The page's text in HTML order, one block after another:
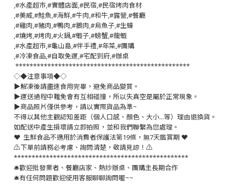
,#水產超市,#實體店面,#民宿,#民宿烤肉食材
,#美威,#鮭魚,#海鮮,#牛肉,#和牛,#露營,#餐廳
,#雞肉,#豬肉,#鴨肉,#鵝肉,#烏魚子,#生蠔
,#燒烤,#烤肉,#火鍋,#蝦子,#螃蟹,#龍蝦
,#水產超市,#龜山島,#伴手禮,#年菜,#團購
,#冷凍食品,#自取免運,#宅配到府,#辦桌
*************************************************
◇◆注意事項◆◇
▶️解凍後請盡速食用完畢，避免商品變質。
▶️運送過程中難免會有互相碰撞，所以失真空是屬於正常現象。
▶️商品照片僅供參考，請以實際貨品為準~
不得以其他主觀認知差距（個人口感、顏色、大小...等）理由退換貨。
如配送中產生損壞請立即拍照，並和我們聯繫為您處理。
❤️ 生鮮食品不適用於消費者保護法第19條，無7天鑑賞期 ❤️
⚠️下單前請務必考慮、詢問清楚，敬請見諒！⚠️
*************************************************
🛎歡迎批發業者、餐廳店家、熱炒辦桌、團購主長期合作
🛎有任何問題歡迎使用客服聊聊詢問喔~~